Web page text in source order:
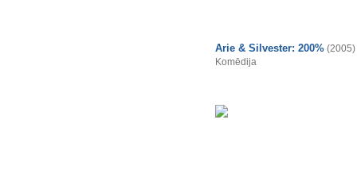
Arie & Silvester: 200% (2005)
Komēdija